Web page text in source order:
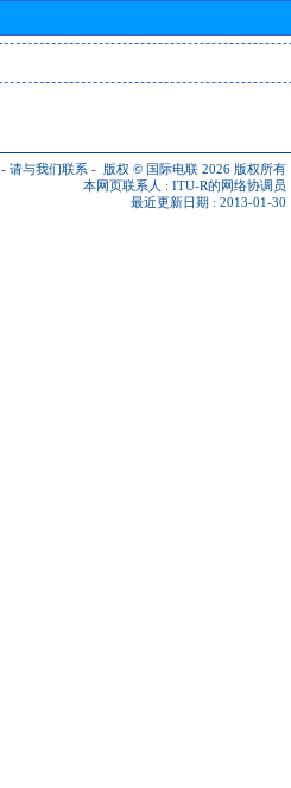
- 请与我们联系 - 版权 © 国际电联 2026 版权所有
本网页联系人 : ITU-R的网络协调员
最近更新日期 : 2013-01-30